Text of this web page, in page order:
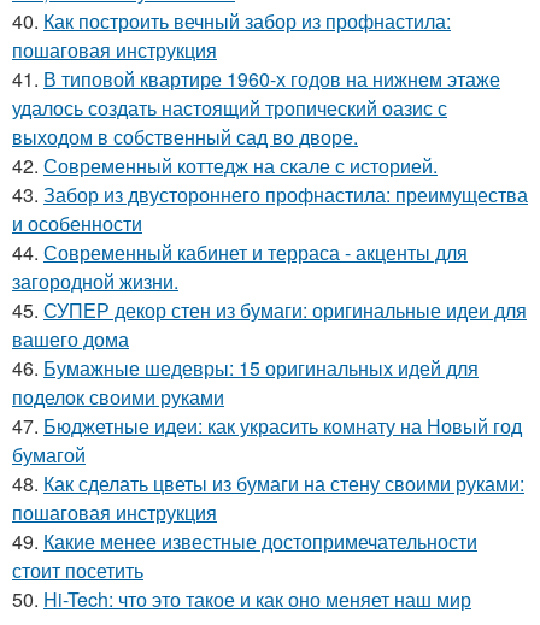
40. Как построить вечный забор из профнастила:
пошаговая инструкция
41. В типовой квартире 1960-х годов на нижнем этаже
удалось создать настоящий тропический оазис с
выходом в собственный сад во дворе.
42. Современный коттедж на скале с историей.
43. Забор из двустороннего профнастила: преимущества
и особенности
44. Современный кабинет и терраса - акценты для
загородной жизни.
45. СУПЕР декор стен из бумаги: оригинальные идеи для
вашего дома
46. Бумажные шедевры: 15 оригинальных идей для
поделок своими руками
47. Бюджетные идеи: как украсить комнату на Новый год
бумагой
48. Как сделать цветы из бумаги на стену своими руками:
пошаговая инструкция
49. Какие менее известные достопримечательности
стоит посетить
50. Hi-Tech: что это такое и как оно меняет наш мир